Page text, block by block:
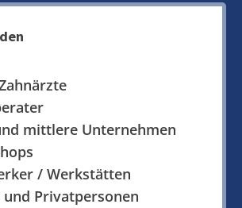
mittlere Unternehmen
/ Werkstätten
und Privatpersonen